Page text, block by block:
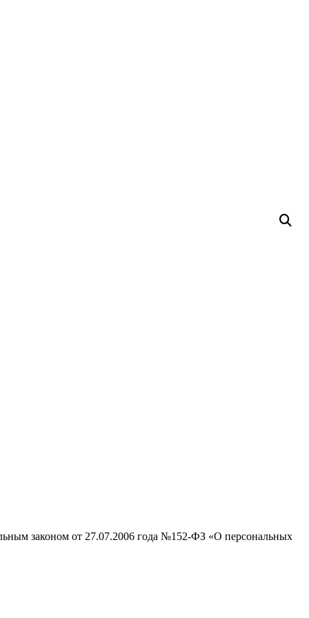
законом от 27.07.2006 года №152-ФЗ «О персональных